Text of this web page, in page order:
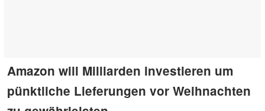
Amazon will Milliarden investieren um
pünktliche Lieferungen vor Weihnachten